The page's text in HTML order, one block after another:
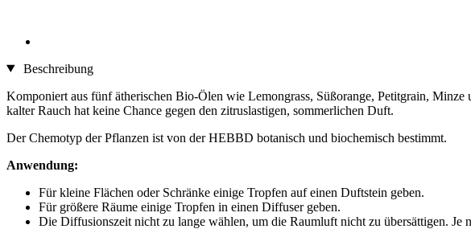
Beschreibung
Komponiert aus fünf ätherischen Bio-Ölen wie Lemongrass, Süßorange, Petitgrain,
kalter Rauch hat keine Chance gegen den zitruslastigen, sommerlichen Duft.
Der Chemotyp der Pflanzen ist von der HEBBD botanisch und biochemisch bestimmt.
Anwendung:
Für kleine Flächen oder Schränke einige Tropfen auf einen Duftstein geben.
Für größere Räume einige Tropfen in einen Diffuser geben.
Die Diffusionszeit nicht zu lange wählen, um die Raumluft nicht zu übersättigen. Je